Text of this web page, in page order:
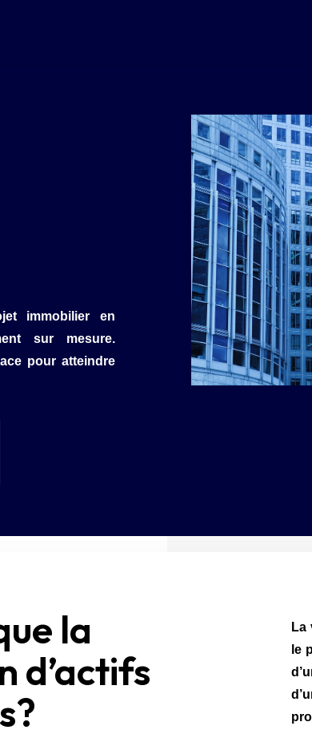
immobilier en
sur mesure.
pour atteindre
la
d’actifs
La
le